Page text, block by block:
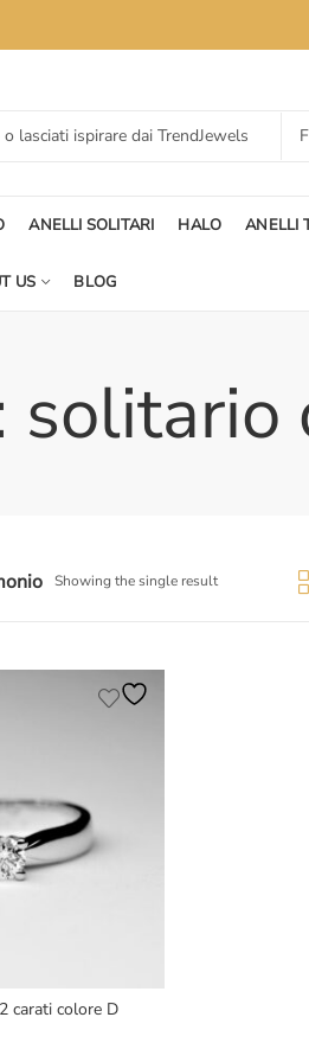
ANELLI SOLITARI HALO ANELLI
US BLOG
Showing the single result
carati colore D